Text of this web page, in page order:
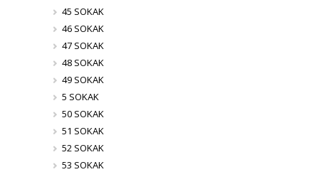
45 SOKAK
46 SOKAK
47 SOKAK
48 SOKAK
49 SOKAK
5 SOKAK
50 SOKAK
51 SOKAK
52 SOKAK
53 SOKAK